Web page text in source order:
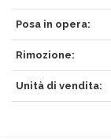
Posa in opera:
Rimozione:
Unità di vendita: